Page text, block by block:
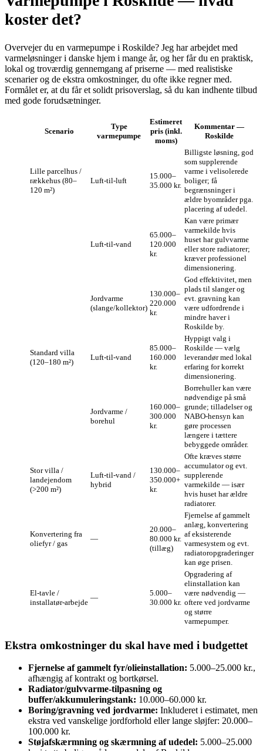
koster det?
Overvejer du en varmepumpe i Roskilde? Jeg har arbejdet med
varmeløsninger i danske hjem i mange år, og her får du en praktisk,
lokal og troværdig gennemgang af priserne — med realistiske
scenarier og de ekstra omkostninger, du ofte ikke regner med.
Formålet er, at du får et solidt prisoverslag, så du kan indhente tilbud
med gode forudsætninger.
Scenario
Type
varmepumpe
Estimeret
pris (inkl.
moms)
Kommentar —
Roskilde
Lille parcelhus /
rækkehus (80–
120 m²)
Luft‑til‑luft
15.000–
35.000 kr.
Billigste løsning, god
som supplerende
varme i velisolerede
boliger; få
begrænsninger i
ældre byområder pga.
placering af udedel.
Luft‑til‑vand
65.000–
120.000
kr.
Kan være primær
varmekilde hvis
huset har gulvvarme
eller store radiatorer;
kræver professionel
dimensionering.
Jordvarme
(slange/kollektor)
130.000–
220.000
kr.
God effektivitet, men
plads til slanger og
evt. gravning kan
være udfordrende i
mindre haver i
Roskilde by.
Standard villa
(120–180 m²)
Luft‑til‑vand
85.000–
160.000
kr.
Hyppigt valg i
Roskilde — vælg
leverandør med lokal
erfaring for korrekt
dimensionering.
Jordvarme /
borehul
160.000–
300.000
kr.
Borrehuller kan være
nødvendige på små
grunde; tilladelser og
NABO‑hensyn kan
gøre processen
længere i tættere
bebyggede områder.
Stor villa /
landejendom
(>200 m²)
Luft‑til‑vand /
hybrid
130.000–
350.000+
kr.
Ofte kræves større
accumulator og evt.
supplerende
varmekilde — især
hvis huset har ældre
radiatorer.
Konvertering fra
oliefyr / gas
—
20.000–
80.000 kr.
(tillæg)
Fjernelse af gammelt
anlæg, konvertering
af eksisterende
varmesystem og evt.
radiatoropgraderinger
kan øge prisen.
El‑tavle /
installatør‑arbejde
—
5.000–
30.000 kr.
Opgradering af
elinstallation kan
være nødvendig —
oftere ved jordvarme
og større
varmepumper.
Ekstra omkostninger du skal have med i budgettet
Fjernelse af gammelt fyr/olieinstallation: 5.000–25.000 kr.,
afhængig af kontrakt og bortkørsel.
Radiator/gulvvarme‑tilpasning og
buffer/akkumuleringstank: 10.000–60.000 kr.
Boring/gravning ved jordvarme: Inkluderet i estimatet, men
ekstra ved vanskelige jordforhold eller lange sløjfer: 20.000–
100.000 kr.
Støjafskærmning og skærmning af udedel: 5.000–25.000